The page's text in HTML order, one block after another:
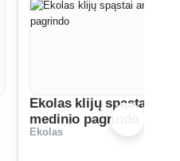
Ekolas klijų spąstai ant
medinio pagrindo
Ekolas